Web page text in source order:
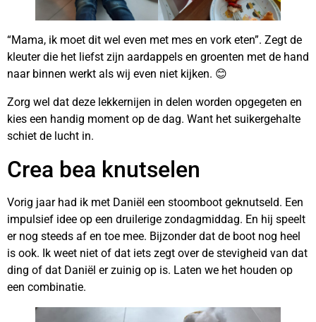
“Mama, ik moet dit wel even met mes en vork eten”. Zegt de
kleuter die het liefst zijn aardappels en groenten met de hand
naar binnen werkt als wij even niet kijken. 😊
Zorg wel dat deze lekkernijen in delen worden opgegeten en
kies een handig moment op de dag. Want het suikergehalte
schiet de lucht in.
Crea bea knutselen
Vorig jaar had ik met Daniël een stoomboot geknutseld. Een
impulsief idee op een druilerige zondagmiddag. En hij speelt
er nog steeds af en toe mee. Bijzonder dat de boot nog heel
is ook. Ik weet niet of dat iets zegt over de stevigheid van dat
ding of dat Daniël er zuinig op is. Laten we het houden op
een combinatie.